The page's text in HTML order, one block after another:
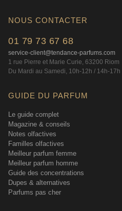
NOUS CONTACTER
01 79 73 67 68
service-client@tendance-parfums.com
1 rue Pierre et Marie Curie, 63200 Riom
Du Mardi au Samedi, 10h-12h / 14h-17h
GUIDE DU PARFUM
Le guide complet
Magazine & conseils
Notes olfactives
Familles olfactives
Meilleur parfum femme
Meilleur parfum homme
Guide des concentrations
Dupes & alternatives
Parfums pas cher